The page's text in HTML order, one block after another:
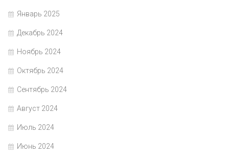
Январь 2025
Декабрь 2024
Ноябрь 2024
Октябрь 2024
Сентябрь 2024
Август 2024
Июль 2024
Июнь 2024